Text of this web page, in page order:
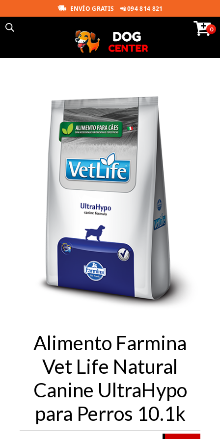
ENVÍO GRATIS 📲 094 814 821
0
Alimento Farmina
Vet Life Natural
Canine UltraHypo
para Perros 10.1k